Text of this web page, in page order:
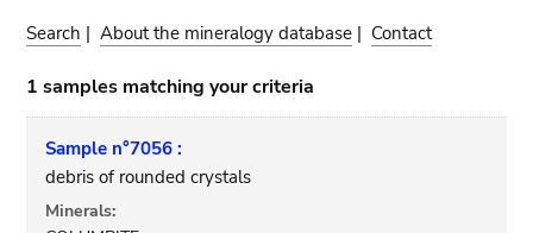
Search |About the mineralogy database | Contact
1 samples matching your criteria
Sample n°7056 :
debris of rounded crystals
Minerals: